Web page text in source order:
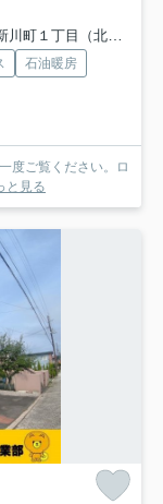
北海道）」バス停下車 徒歩3分
石油暖房
度ご覧ください。ロ
と見る